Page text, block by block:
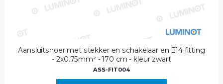
Aansluitsnoer met stekker en schakelaar en E14 fitting
- 2x0.75mm² - 170 cm - kleur zwart
ASS-FIT004